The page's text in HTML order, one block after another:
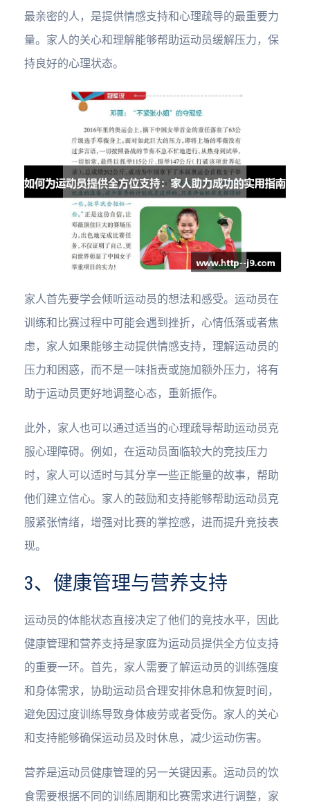
最亲密的人，是提供情感支持和心理疏导的最重要力
量。家人的关心和理解能够帮助运动员缓解压力，保
持良好的心理状态。
家人首先要学会倾听运动员的想法和感受。运动员在
训练和比赛过程中可能会遇到挫折，心情低落或者焦
虑，家人如果能够主动提供情感支持，理解运动员的
压力和困惑，而不是一味指责或施加额外压力，将有
助于运动员更好地调整心态，重新振作。
此外，家人也可以通过适当的心理疏导帮助运动员克
服心理障碍。例如，在运动员面临较大的竞技压力
时，家人可以适时与其分享一些正能量的故事，帮助
他们建立信心。家人的鼓励和支持能够帮助运动员克
服紧张情绪，增强对比赛的掌控感，进而提升竞技表
现。
3、健康管理与营养支持
运动员的体能状态直接决定了他们的竞技水平，因此
健康管理和营养支持是家庭为运动员提供全方位支持
的重要一环。首先，家人需要了解运动员的训练强度
和身体需求，协助运动员合理安排休息和恢复时间，
避免因过度训练导致身体疲劳或者受伤。家人的关心
和支持能够确保运动员及时休息，减少运动伤害。
营养是运动员健康管理的另一关键因素。运动员的饮
食需要根据不同的训练周期和比赛需求进行调整，家